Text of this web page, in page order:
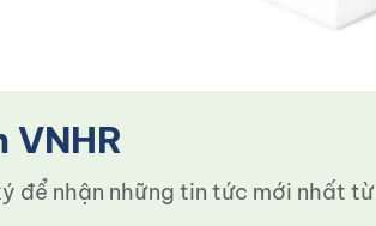
VNHR
để nhận những tin tức mới nhất từ